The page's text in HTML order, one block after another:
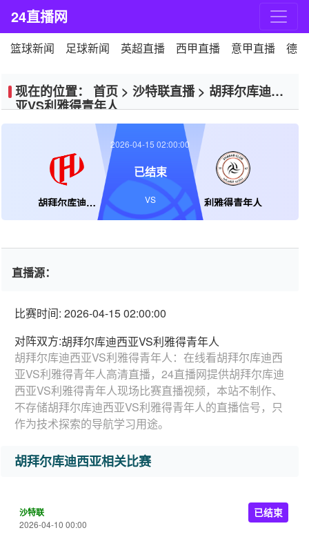
24直播网
篮球新闻 足球新闻 英超直播 西甲直播 意甲直播 德
现在的位置： 首页 > 沙特联直播> 胡拜尔库迪西
亚VS利雅得青年人
胡拜尔库迪西亚 利雅得青年人
2026-04-15 02:00:00
已结束
VS
直播源：
比赛时间: 2026-04-15 02:00:00
对阵双方:胡拜尔库迪西亚VS利雅得青年人
胡拜尔库迪西亚VS利雅得青年人：在线看胡拜尔库迪西
亚VS利雅得青年人高清直播，24直播网提供胡拜尔库迪
西亚VS利雅得青年人现场比赛直播视频，本站不制作、
不存储胡拜尔库迪西亚VS利雅得青年人的直播信号，只
作为技术探索的导航学习用途。
胡拜尔库迪西亚相关比赛
沙特联
2026-04-10 00:00
已结束